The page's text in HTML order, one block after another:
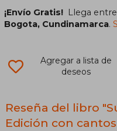
¡Envío Gratis! Llega entre
Bogota, Cundinamarca.
Agregar a lista de
deseos
Reseña del libro
Edición con